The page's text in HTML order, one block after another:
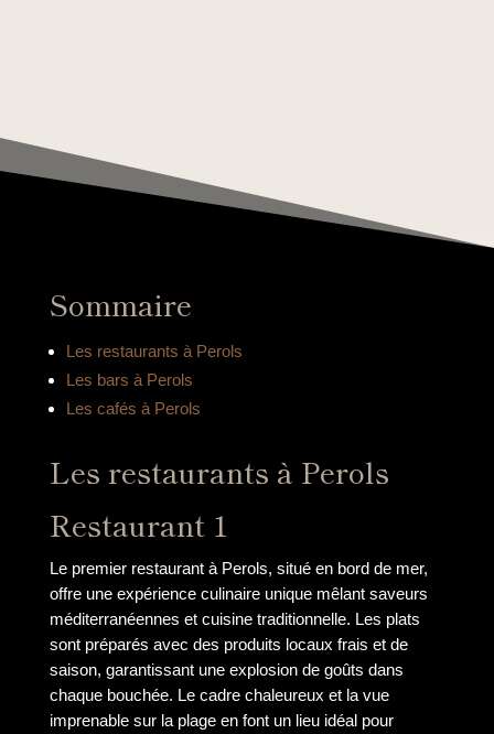
Sommaire
Les restaurants à Perols
Les bars à Perols
Les cafés à Perols
Les restaurants à Perols
Restaurant 1
Le premier restaurant à Perols, situé en bord de mer,
offre une expérience culinaire unique mêlant saveurs
méditerranéennes et cuisine traditionnelle. Les plats
sont préparés avec des produits locaux frais et de
saison, garantissant une explosion de goûts dans
chaque bouchée. Le cadre chaleureux et la vue
imprenable sur la plage en font un lieu idéal pour